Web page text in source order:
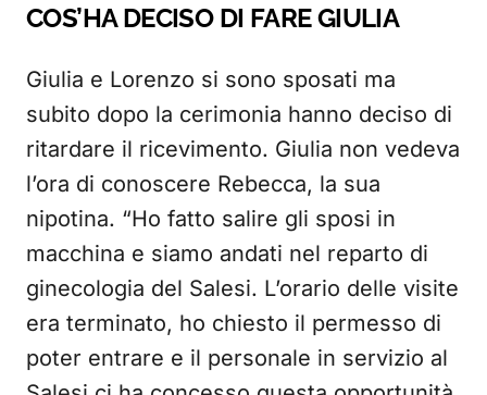
COS’HA DECISO DI FARE GIULIA
Giulia e Lorenzo si sono sposati ma
subito dopo la cerimonia hanno deciso di
ritardare il ricevimento. Giulia non vedeva
l’ora di conoscere Rebecca, la sua
nipotina. “Ho fatto salire gli sposi in
macchina e siamo andati nel reparto di
ginecologia del Salesi. L’orario delle visite
era terminato, ho chiesto il permesso di
poter entrare e il personale in servizio al